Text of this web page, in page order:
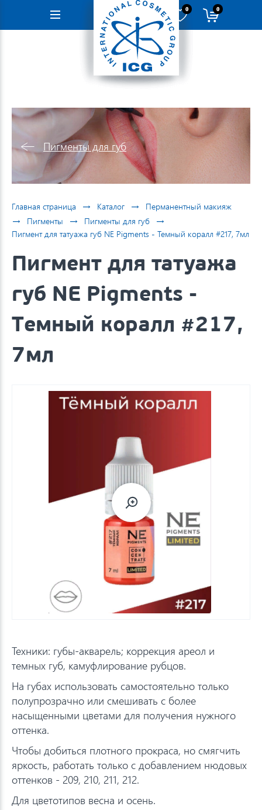
Навигация
0 0
Пигменты для губ
Главная страница → Каталог → Перманентный макияж
→ Пигменты → Пигменты для губ →
Пигмент для татуажа губ NE Pigments - Темный коралл #217, 7мл
Пигмент для татуажа
губ NE Pigments -
Темный коралл #217,
7мл
Техники: губы-акварель; коррекция ареол и
темных губ, камуфлирование рубцов.
На губах использовать самостоятельно только
полупрозрачно или смешивать с более
насыщенными цветами для получения нужного
оттенка.
Чтобы добиться плотного прокраса, но смягчить
яркость, работать только с добавлением нюдовых
оттенков - 209, 210, 211, 212.
Для цветотипов весна и осень.